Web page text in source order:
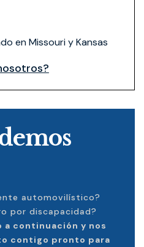
en Missouri y Kansas
automovilístico?
por discapacidad?
continuación y nos
contigo pronto para